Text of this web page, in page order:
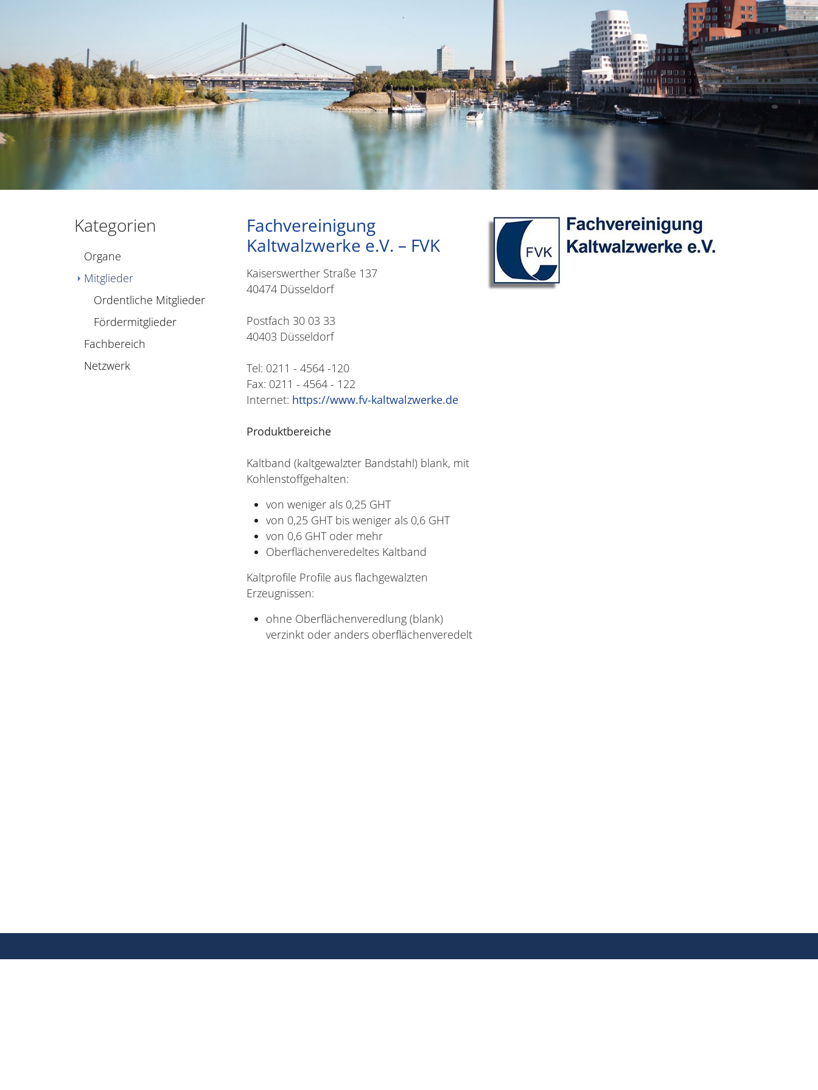
Kategorien
Organe
Mitglieder
Ordentliche Mitglieder
Fördermitglieder
Fachbereich
Netzwerk
Fachvereinigung
Kaltwalzwerke e.V. – FVK
Kaiserswerther Straße 137
40474 Düsseldorf
Postfach 30 03 33
40403 Düsseldorf
Tel: 0211 - 4564 -120
Fax: 0211 - 4564 - 122
Internet: https://www.fv-kaltwalzwerke.de
Produktbereiche
Kaltband (kaltgewalzter Bandstahl) blank, mit
Kohlenstoffgehalten:
von weniger als 0,25 GHT
von 0,25 GHT bis weniger als 0,6 GHT
von 0,6 GHT oder mehr
Oberflächenveredeltes Kaltband
Kaltprofile Profile aus flachgewalzten
Erzeugnissen:
ohne Oberflächenveredlung (blank)
verzinkt oder anders oberflächenveredelt